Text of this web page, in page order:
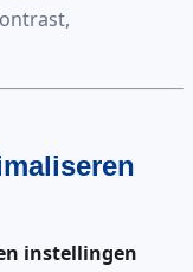
instellingen